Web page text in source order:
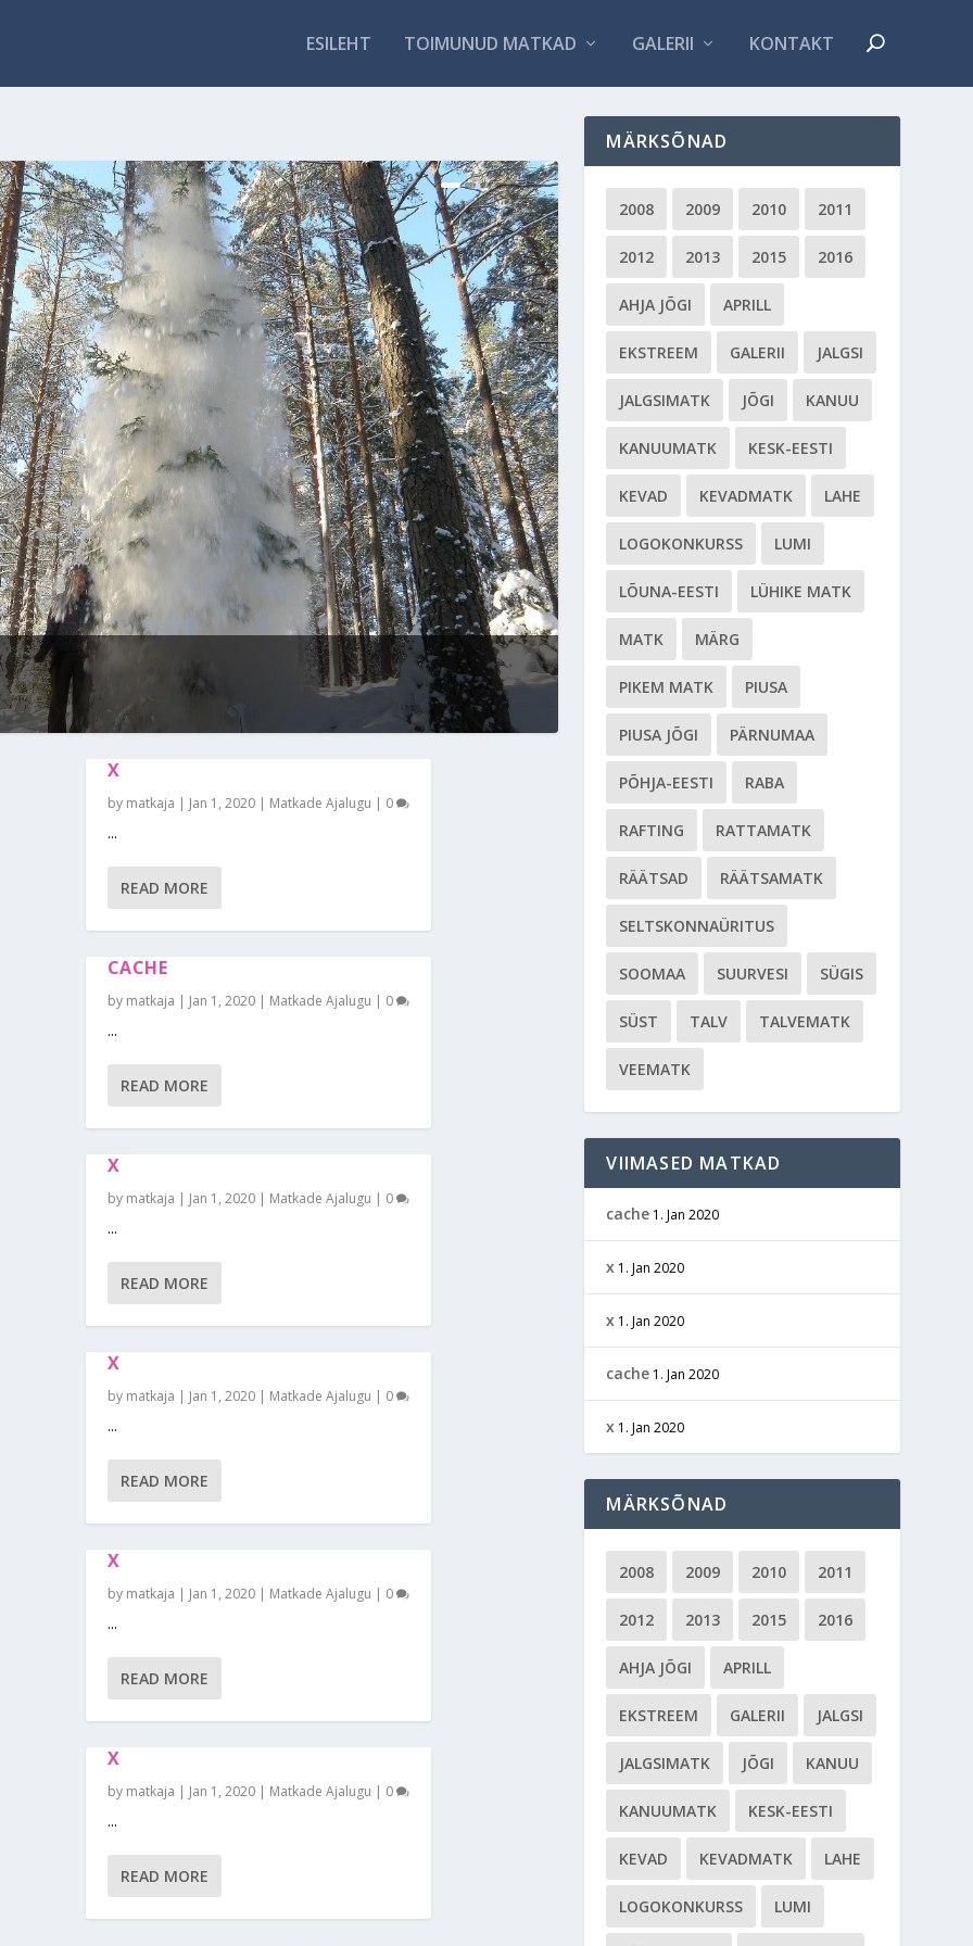
ESILEHT TOIMUNUD MATKAD GALERII KONTAKT
X
by matkaja | Jan 1, 2020| Matkade Ajalugu | 0
...
READ MORE
CACHE
by matkaja | Jan 1, 2020| Matkade Ajalugu | 0
...
READ MORE
X
by matkaja | Jan 1, 2020| Matkade Ajalugu | 0
...
READ MORE
X
by matkaja | Jan 1, 2020| Matkade Ajalugu | 0
...
READ MORE
X
by matkaja | Jan 1, 2020| Matkade Ajalugu | 0
...
READ MORE
X
by matkaja | Jan 1, 2020| Matkade Ajalugu | 0
...
READ MORE
MÄRKSÕNAD
2008 2009 2010 2011
2012 2013 2015 2016
AHJA JÕGI APRILL
EKSTREEM GALERII JALGSI
JALGSIMATK JÕGI KANUU
KANUUMATK KESK-EESTI
KEVAD KEVADMATK LAHE
LOGOKONKURSS LUMI
LÕUNA-EESTI LÜHIKE MATK
MATK MÄRG
PIKEM MATK PIUSA
PIUSA JÕGI PÄRNUMAA
PÕHJA-EESTI RABA
RAFTING RATTAMATK
RÄÄTSAD RÄÄTSAMATK
SELTSKONNAÜRITUS
SOOMAA SUURVESI SÜGIS
SÜST TALV TALVEMATK
VEEMATK
VIIMASED MATKAD
cache 1. Jan 2020
x 1. Jan 2020
x 1. Jan 2020
cache 1. Jan 2020
x 1. Jan 2020
MÄRKSÕNAD
2008 2009 2010 2011
2012 2013 2015 2016
AHJA JÕGI APRILL
EKSTREEM GALERII JALGSI
JALGSIMATK JÕGI KANUU
KANUUMATK KESK-EESTI
KEVAD KEVADMATK LAHE
LOGOKONKURSS LUMI